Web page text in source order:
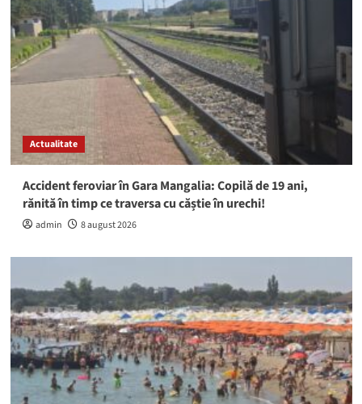
Actualitate
Accident feroviar în Gara Mangalia: Copilă de 19 ani,
rănită în timp ce traversa cu căștie în urechi!
admin 8 august 2026